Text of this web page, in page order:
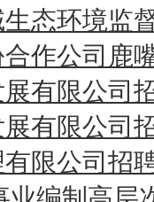
态环境监
作公司鹿
有限公司
有限公司
限公司招